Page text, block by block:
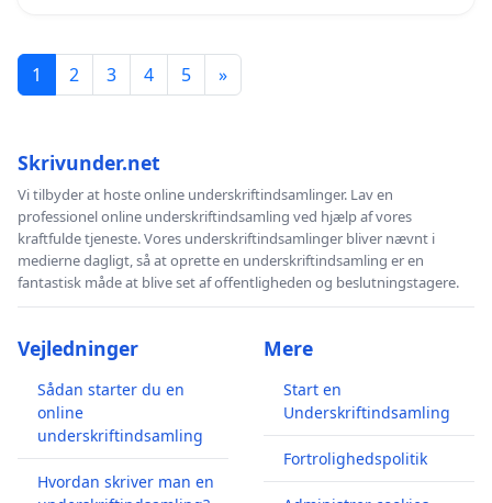
1 2 3 4 5 »
Skrivunder.net
Vi tilbyder at hoste online underskriftindsamlinger. Lav en
professionel online underskriftindsamling ved hjælp af vores
kraftfulde tjeneste. Vores underskriftindsamlinger bliver nævnt i
medierne dagligt, så at oprette en underskriftindsamling er en
fantastisk måde at blive set af offentligheden og beslutningstagere.
Vejledninger
Sådan starter du en
online
underskriftindsamling
Hvordan skriver man en
Mere
Start en
Underskriftindsamling
Fortrolighedspolitik